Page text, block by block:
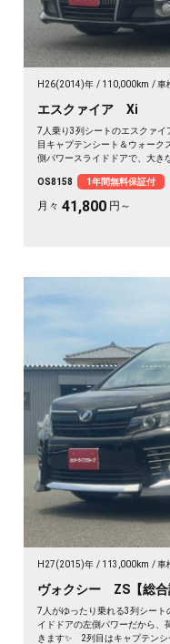
H26(2014)年 110,000km 車
エスクァイア Xi
7人乗り3列シートのエスクァイ
目キャプテンシート＆ウォーク
側パワースライドドアで、大き
ンETCで週末の遠出も快適その
🚗✨💺🙌。安心の《1年保証付》
OS8158 1年間無料保証付
月々 41,800 円～
H27(2015)年 113,000km 車
ヴォクシー ZS【総合
7人がゆったり乗れる3列シー
イドドアの左側パワーだから、
きます✨ 2列目はキャプテンシ